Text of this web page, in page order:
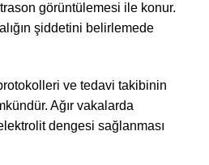
görüntülemesi ile konur.
şiddetini belirlemede
ve tedavi takibinin
Ağır vakalarda
dengesi sağlanması